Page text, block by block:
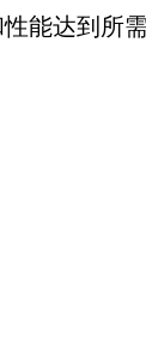
能达到所需